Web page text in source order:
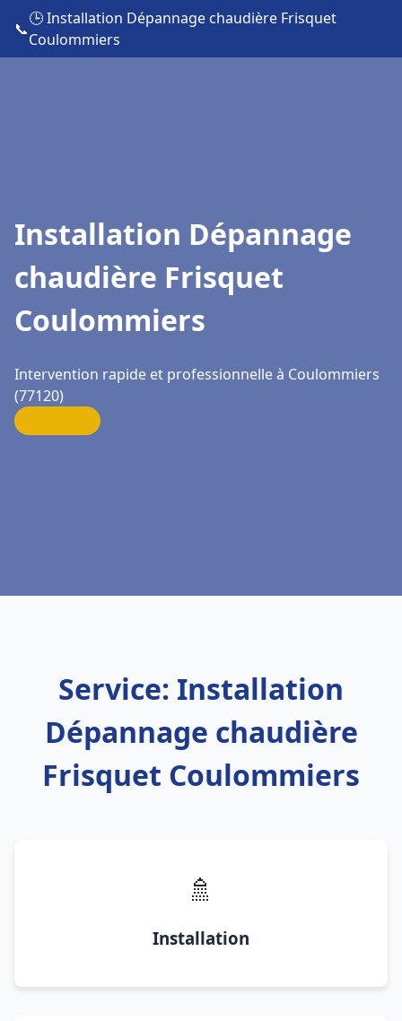
📞
🕒 Installation Dépannage chaudière Frisquet
Coulommiers
Installation Dépannage
chaudière Frisquet
Coulommiers
Intervention rapide et professionnelle à Coulommiers
(77120)
Service: Installation
Dépannage chaudière
Frisquet Coulommiers
🚿
Installation